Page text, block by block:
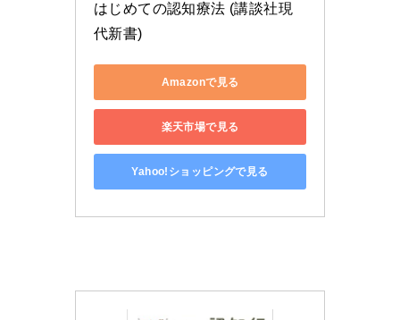
はじめての認知療法 (講談社現
代新書)
Amazonで見る
楽天市場で見る
Yahoo!ショッピングで見る